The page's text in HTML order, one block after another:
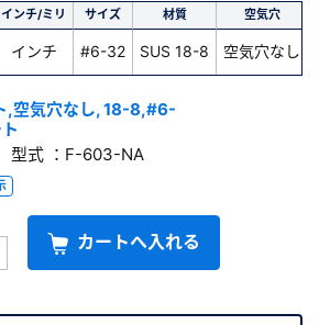
インチ/ミリ サイズ 材質 空気穴
インチ #6-32 SUS 18-8 空気穴なし
,空気穴なし, 18-8,#6-
型式 ：F-603-NA
カートへ入れる